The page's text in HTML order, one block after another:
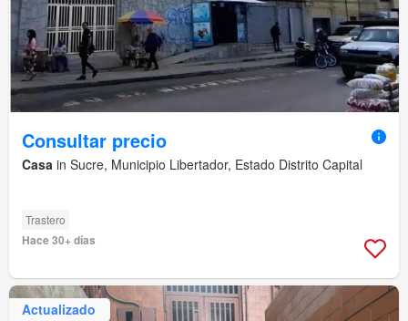
Consultar precio
Casa in Sucre, Municipio Libertador, Estado Distrito Capital
Trastero
Hace 30+ días
Actualizado